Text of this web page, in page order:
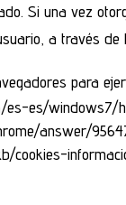
Si una vez
a través
para
es-es/
answer/
cookies-